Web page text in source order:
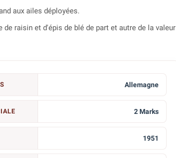
aux ailes déployées.
de raisin et d'épis de blé de part et autre de la valeur
Allemagne
2 Marks
1951